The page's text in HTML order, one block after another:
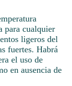
para cualquier
ligeros del
fuertes. Habrá
el uso de
en ausencia de